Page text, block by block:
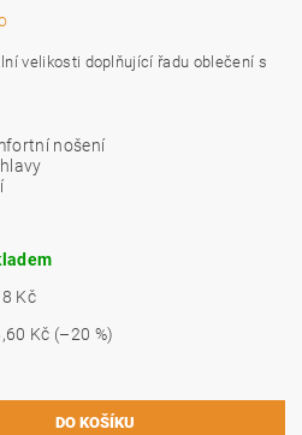
velikosti doplňující řadu oblečení s
nošení
Kč
Kč (–20 %)